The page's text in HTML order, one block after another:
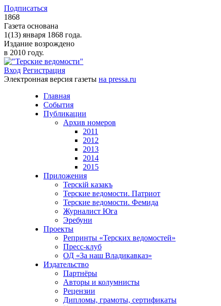
Подписаться
1868
Газета основана
1(13) января 1868 года.
Издание возрождено
в 2010 году.
Вход Регистрация
Электронная версия газеты на pressa.ru
Главная
События
Публикации
Архив номеров
2011
2012
2013
2014
2015
Приложения
Терскiй казакъ
Терские ведомости. Патриот
Терские ведомости. Фемида
Журналист Юга
Эребуни
Проекты
Репринты «Терских ведомостей»
Пресс-клуб
ОД «За наш Владикавказ»
Издательство
Партнёры
Авторы и колумнисты
Рецензии
Дипломы, грамоты, сертификаты